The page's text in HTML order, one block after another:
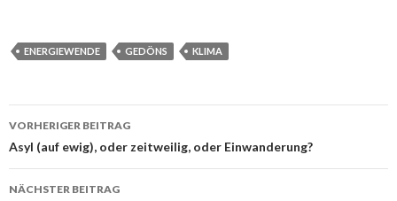
ENERGIEWENDE GEDÖNS KLIMA
Beitrags-
Navigation
VORHERIGER BEITRAG
Asyl (auf ewig), oder zeitweilig, oder Einwanderung?
NÄCHSTER BEITRAG